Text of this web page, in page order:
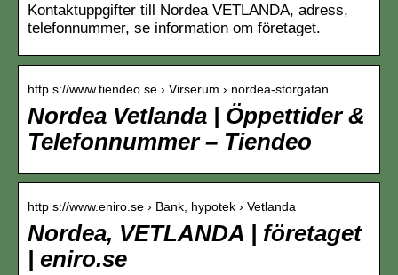
Kontaktuppgifter till Nordea VETLANDA, adress,
telefonnummer, se information om företaget.
http s://www.tiendeo.se › Virserum › nordea-storgatan
Nordea Vetlanda | Öppettider &
Telefonnummer – Tiendeo
http s://www.eniro.se › Bank, hypotek › Vetlanda
Nordea, VETLANDA | företaget
| eniro.se